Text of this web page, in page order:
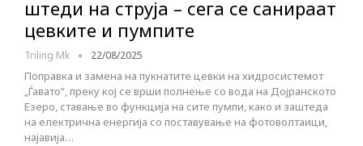
штеди на струја – сега се санираат
цевките и пумпите
Triling Mk 22/08/2025
Поправка и замена на пукнатите цевки на хидросистемот
„Ѓавато“, преку кој се врши полнење со вода на Дојранското
Езеро, ставање во функција на сите пумпи, како и заштеда
на електрична енергија со поставување на фотоволтаици,
најавија…